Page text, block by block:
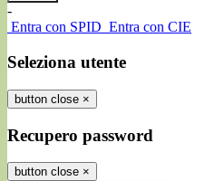
-
Entra con SPID Entra con CIE
Seleziona utente
button close ×
Recupero password
button close ×